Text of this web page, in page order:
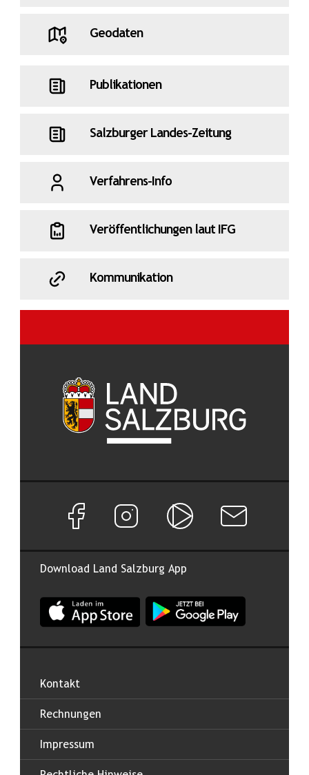
Geodaten
Publikationen
Salzburger Landes-Zeitung
Verfahrens-Info
Veröffentlichungen laut IFG
Kommunikation
Download Land Salzburg App
App Land Salzburg im Apple App Store
App Land Salzburg im
Facebook Seite von Land Salzburg
Instagram Seite von Land Salzburg
Salzburg ONNewsletter
Kontakt
Rechnungen
Impressum